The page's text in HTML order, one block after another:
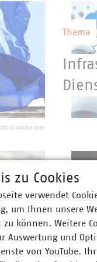
Thema
zu Cookies
verwendet
um Ihnen unsere
zu können. Weitere
Auswertung und
von YouTube.